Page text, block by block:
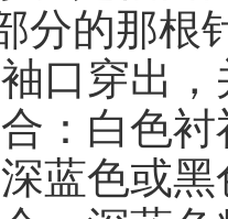
分的那
口穿出
白色衬
蓝色或